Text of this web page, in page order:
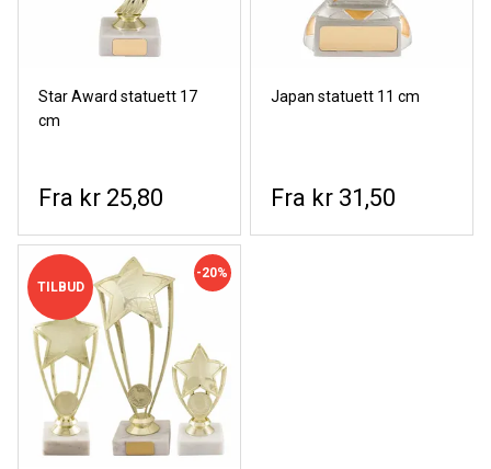
Star Award statuett 17
cm
kr 25,80
Japan statuett 11 cm
kr 31,50
TILBUD
-20%